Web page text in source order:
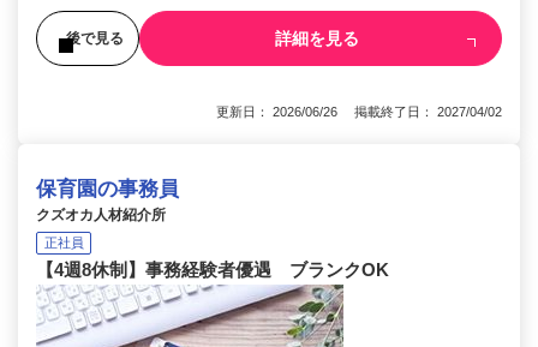
後で見る 詳細を見る
更新日： 2026/06/26 掲載終了日： 2027/04/02
保育園の事務員
クズオカ人材紹介所
正社員
【4週8休制】事務経験者優遇 ブランクOK